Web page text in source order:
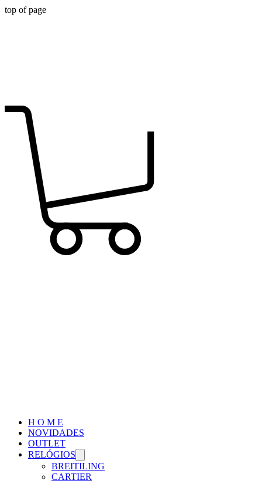
top of page
H O M E
NOVIDADES
OUTLET
RELÓGIOS
BREITILING
CARTIER